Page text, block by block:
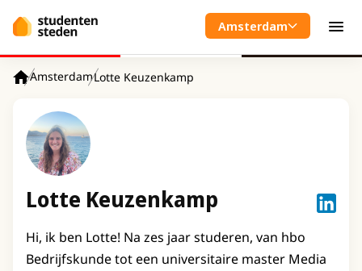
Amsterdam
AmsterdamLotte Keuzenkamp
Lotte Keuzenkamp
Lotte
Hi, ik ben Lotte! Na zes jaar studeren, van hbo
Bedrijfskunde tot een universitaire master Media